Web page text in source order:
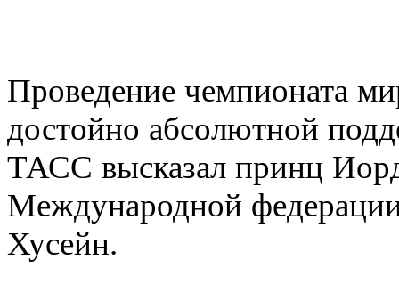
Проведение чемпионата
достойно абсолютной
ТАСС высказал принц
Международной
Хусейн.